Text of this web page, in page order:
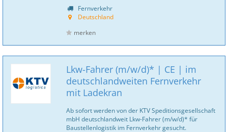
Fernverkehr
Deutschland
merken
Lkw-Fahrer (m/w/d)* | CE | im
deutschlandweiten Fernverkehr
mit Ladekran
Ab sofort werden von der KTV Speditionsgesellschaft
mbH deutschlandweit Lkw-Fahrer (m/w/d)* für
Baustellenlogistik im Fernverkehr gesucht.